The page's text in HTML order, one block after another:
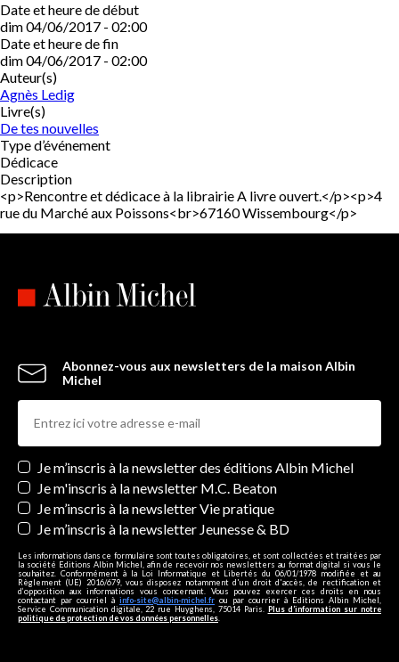
Date et heure de début
dim 04/06/2017 - 02:00
Date et heure de fin
dim 04/06/2017 - 02:00
Auteur(s)
Agnès Ledig
Livre(s)
De tes nouvelles
Type d’événement
Dédicace
Description
<p>Rencontre et dédicace à la librairie A livre ouvert.</p><p>4
rue du Marché aux Poissons<br>67160 Wissembourg</p>
Abonnez-vous aux newsletters de la maison Albin
Michel
Newsletters
Je m’inscris à la newsletter des éditions Albin Michel
Je m'inscris à la newsletter M.C. Beaton
Je m’inscris à la newsletter Vie pratique
Je m’inscris à la newsletter Jeunesse & BD
Les informations dans ce formulaire sont toutes obligatoires, et sont collectées et traitées par
la société Editions Albin Michel, afin de recevoir nos newsletters au format digital si vous le
souhaitez. Conformément à la Loi Informatique et Libertés du 06/01/1978 modifiée et au
Règlement (UE) 2016/679, vous disposez notamment d'un droit d'accès, de rectification et
d’opposition aux informations vous concernant. Vous pouvez exercer ces droits en nous
contactant par courriel à info-site@albin-michel.fr ou par courrier à Editions Albin Michel,
Service Communication digitale, 22 rue Huyghens, 75014 Paris. Plus d’information sur notre
politique de protection de vos données personnelles